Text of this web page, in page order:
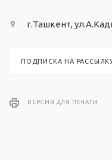
г.Ташкент,
ПОДПИСКА НА
ВЕРСИЯ ДЛЯ ПЕЧАТИ